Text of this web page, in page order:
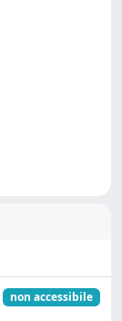
non accessibile